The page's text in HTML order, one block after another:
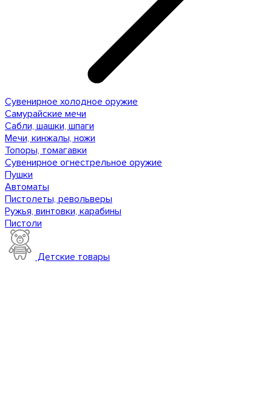
Сувенирное холодное оружие
Самурайские мечи
Сабли, шашки, шпаги
Мечи, кинжалы, ножи
Топоры, томагавки
Сувенирное огнестрельное оружие
Пушки
Автоматы
Пистолеты, револьверы
Ружья, винтовки, карабины
Пистоли
Детские товары